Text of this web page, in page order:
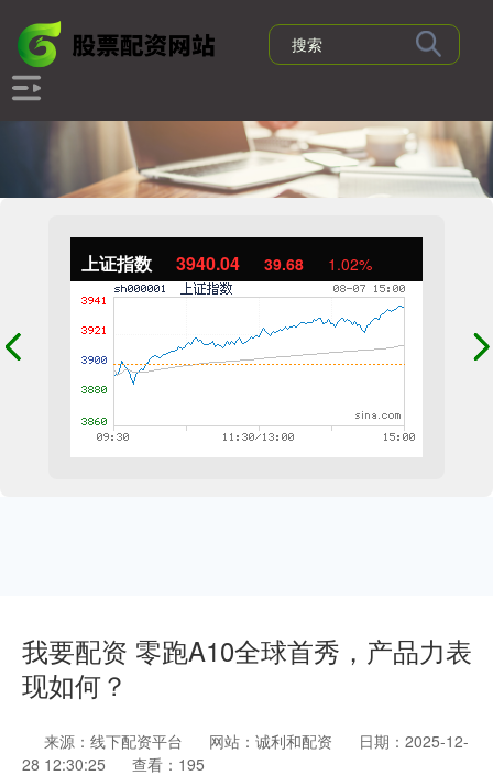
上证指数 3940.04 39.68 1.02%
我要配资 零跑A10全球首秀，产品力表
现如何？
来源：线下配资平台 网站：诚利和配资
日期：2025-12-
28 12:30:25
查看：195